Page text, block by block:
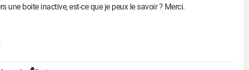
une boite inactive, est-ce que je peux le savoir ? Merci.